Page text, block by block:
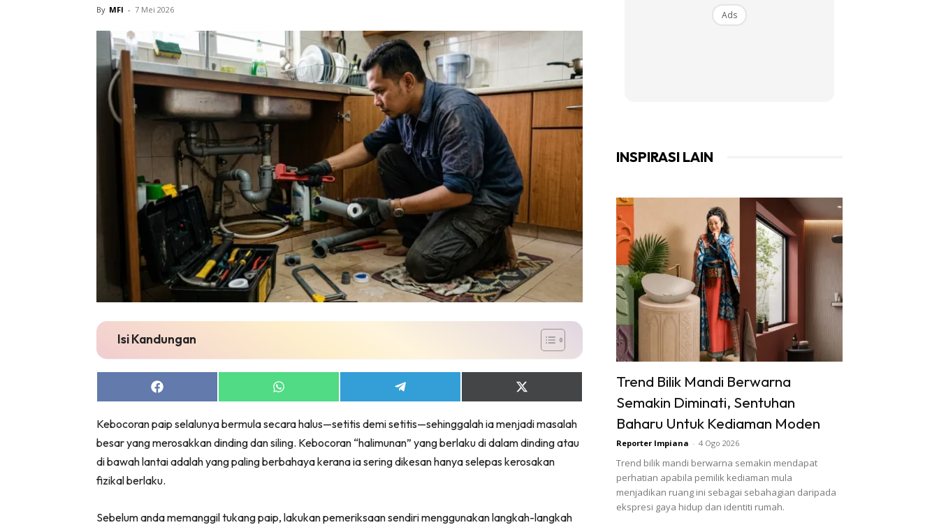
Buletin
Inspirasi
Bilik Air
Bilik Tidur
Ruang Makan
Ruang Tamu
Direktori
Interior Design
Landskap
DIY
Bilik Air
Bilik Tidur
Dapur
Ruang Tamu
Menarik Lagi
Casa Impiana
By MFI - 7 Mei 2026
Isi Kandungan
Share
on
Share
on
Share
on
Share
on
(Twitter)
Kebocoran paip selalunya bermula secara halus—setitis demi setitis—sehinggalah ia menjadi masalah
besar yang merosakkan dinding dan siling. Kebocoran “halimunan” yang berlaku di dalam dinding atau
di bawah lantai adalah yang paling berbahaya kerana ia sering dikesan hanya selepas kerosakan
fizikal berlaku.
Sebelum anda memanggil tukang paip, lakukan pemeriksaan sendiri menggunakan langkah-langkah
Ads
INSPIRASI LAIN
Trend Bilik Mandi Berwarna
Semakin Diminati, Sentuhan
Baharu Untuk Kediaman Moden
Reporter Impiana - 4 Ogo 2026
Trend bilik mandi berwarna semakin mendapat
perhatian apabila pemilik kediaman mula
menjadikan ruang ini sebagai sebahagian daripada
ekspresi gaya hidup dan identiti rumah.